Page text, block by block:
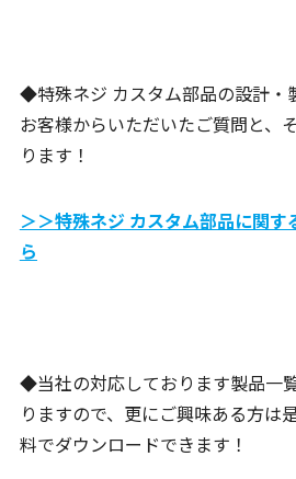
◆特殊ネジ カスタム部品の設計・
お客様からいただいたご質問と、
ります！
＞＞特殊ネジ カスタム部品に関
ら
◆当社の対応しております製品一
りますので、更にご興味ある方は
料でダウンロードできます！